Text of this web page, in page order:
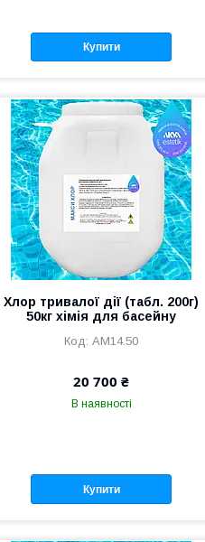
Купити
Хлор тривалої дії (табл. 200г)
50кг хімія для басейну
AM14.50
20 700 ₴
В наявності
Купити